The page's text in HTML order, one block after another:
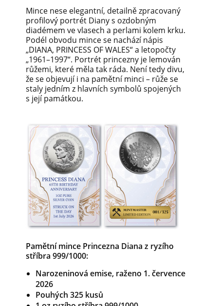
Mince nese elegantní, detailně zpracovaný
profilový portrét Diany s ozdobným
diadémem ve vlasech a perlami kolem krku.
Podél obvodu mince se nachází nápis
„DIANA, PRINCESS OF WALES“ a letopočty
„1961–1997“. Portrét princezny je lemován
růžemi, které měla tak ráda. Není tedy divu,
že se objevují i na pamětní minci – růže se
staly jedním z hlavních symbolů spojených
s její památkou.
Pamětní mince Princezna Diana z ryzího
stříbra 999/1000:
Narozeninová emise, raženo 1. července
2026
Pouhých 325 kusů